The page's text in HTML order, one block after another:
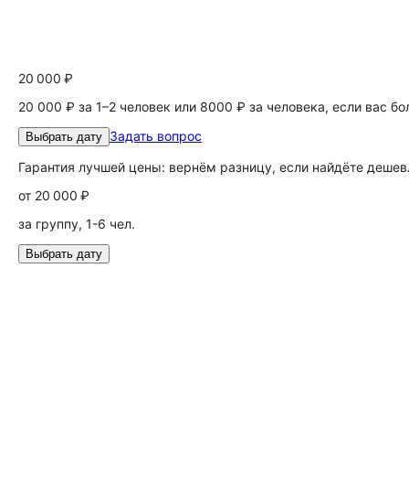
20 000 ₽
20 000 ₽ за 1–2 человек или 8000 ₽ за человека, если вас
Выбрать дату Задать вопрос
Гарантия лучшей цены: вернём разницу, если найдёте
от 20 000 ₽
за группу, 1-6 чел.
Выбрать дату